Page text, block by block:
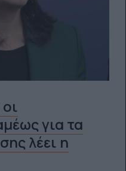
για τα
λέει η